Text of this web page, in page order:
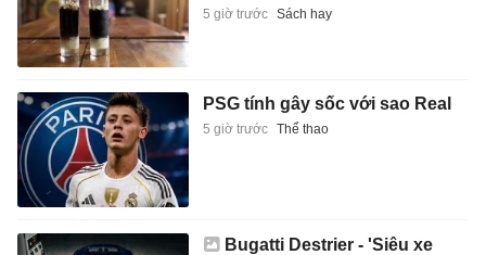
5 giờ trước Sách hay
PSG tính gây sốc với sao Real
5 giờ trước Thể thao
Bugatti Destrier - 'Siêu xe